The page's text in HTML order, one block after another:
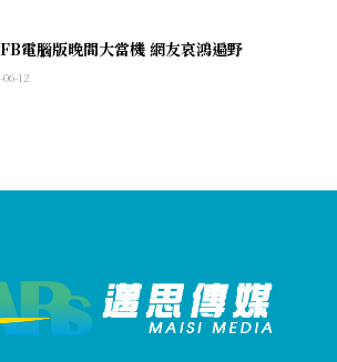
電腦版晚間大當機 網友哀鴻遍野
12